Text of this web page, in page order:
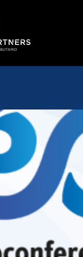
TRIBUTARIO
DEL PATRIMONIO